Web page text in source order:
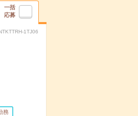
一括
応募
1TJ06
務